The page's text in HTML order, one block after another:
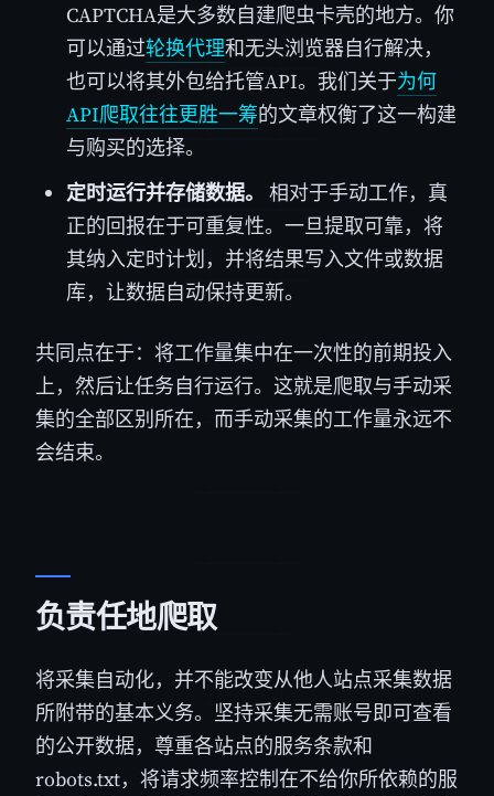
CAPTCHA是大多数自建爬虫卡壳的地方。你
可以通过轮换代理和无头浏览器自行解决，
也可以将其外包给托管API。我们关于为何
API爬取往往更胜一筹的文章权衡了这一构建
与购买的选择。
定时运行并存储数据。 相对于手动工作，真
正的回报在于可重复性。一旦提取可靠，将
其纳入定时计划，并将结果写入文件或数据
库，让数据自动保持更新。
共同点在于：将工作量集中在一次性的前期投入
上，然后让任务自行运行。这就是爬取与手动采
集的全部区别所在，而手动采集的工作量永远不
会结束。
负责任地爬取
将采集自动化，并不能改变从他人站点采集数据
所附带的基本义务。坚持采集无需账号即可查看
的公开数据，尊重各站点的服务条款和
robots.txt，将请求频率控制在不给你所依赖的服